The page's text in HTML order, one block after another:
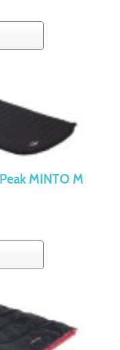
MINTO M